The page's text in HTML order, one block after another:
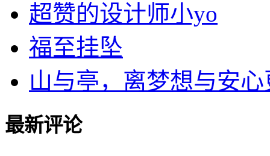
超赞的设计师小yo
福至挂坠
山与亭，离梦想与安心
最新评论